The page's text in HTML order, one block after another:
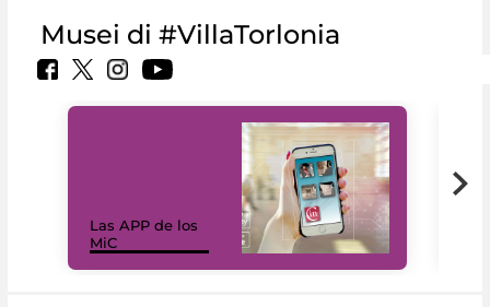
Musei di #VillaTorlonia
Las APP de los
MiC